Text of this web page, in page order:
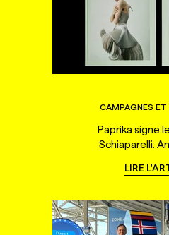
CAMPAGNES ET
Paprika signe
Schiaparelli:
LIRE